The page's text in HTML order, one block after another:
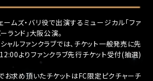
ムズ・バリ役で出演するミュージカル「ファ
ランド」大阪公演。
ャルファンクラブでは、チケット一般発売に先
よりファンクラブ先行チケット受付(抽選)
お求め頂いたチケットはFC限定ピクチャーチ